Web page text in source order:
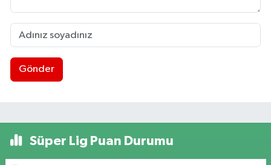
Gönder
Süper Lig Puan Durumu